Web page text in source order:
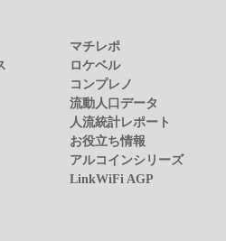
マチレポ
ロケベル
コンプレノ
流動人口データ
人流統計レポート
お役立ち情報
アルコインシリーズ
LinkWiFi AGP